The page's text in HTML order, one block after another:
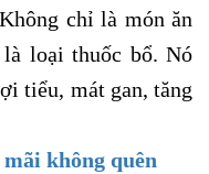
chỉ là món ăn
loại thuốc bổ. Nó
tiểu, mát gan, tăng
không quên